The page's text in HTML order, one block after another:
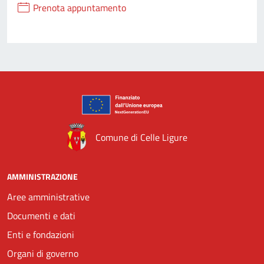
Prenota appuntamento
Comune di Celle Ligure
AMMINISTRAZIONE
Aree amministrative
Documenti e dati
Enti e fondazioni
Organi di governo